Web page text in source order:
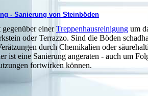
- Sanierung von Steinböden
gegenüber einerTreppenhausreinigung um
oder Terrazzo. Sind die Böden
durch Chemikalien oder
ist eine Sanierung angeraten - auch um
fortwirken können.